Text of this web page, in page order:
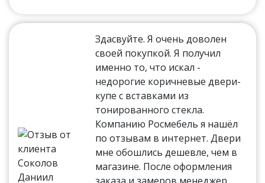
Здасвуйте. Я очень доволен
своей покупкой. Я получил
именно то, что искал -
недорогие коричневые двери-
купе с вставками из
тонированного стекла.
Компанию Росмебель я нашёл
по отзывам в интернет. Двери
мне обошлись дешевле, чем в
магазине. После оформления